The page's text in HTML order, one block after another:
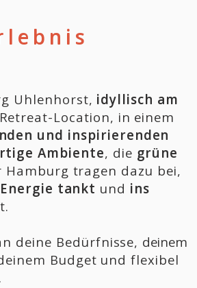
Uhlenhorst, idyllisch am
Location, in einem
und inspirierenden
Ambiente, die grüne
tragen dazu bei,
tankt und ins
deine Bedürfnisse, deinem
Budget und flexibel